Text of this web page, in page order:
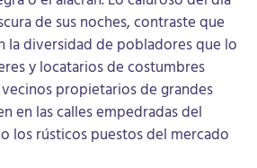
de sus noches, contraste que
la diversidad de pobladores que lo
y locatarios de costumbres
propietarios de grandes
en las calles empedradas del
los rústicos puestos del mercado